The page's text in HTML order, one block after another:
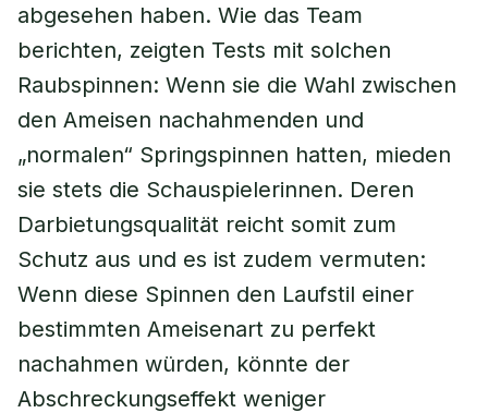
abgesehen haben. Wie das Team
berichten, zeigten Tests mit solchen
Raubspinnen: Wenn sie die Wahl zwischen
den Ameisen nachahmenden und
„normalen“ Springspinnen hatten, mieden
sie stets die Schauspielerinnen. Deren
Darbietungsqualität reicht somit zum
Schutz aus und es ist zudem vermuten:
Wenn diese Spinnen den Laufstil einer
bestimmten Ameisenart zu perfekt
nachahmen würden, könnte der
Abschreckungseffekt weniger